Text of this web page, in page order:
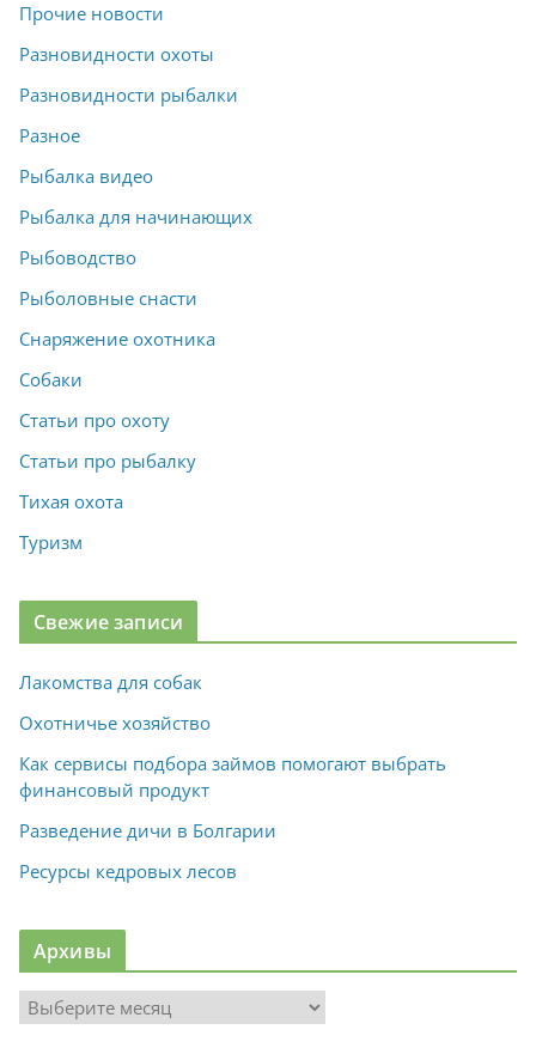
Прочие новости
Разновидности охоты
Разновидности рыбалки
Разное
Рыбалка видео
Рыбалка для начинающих
Рыбоводство
Рыболовные снасти
Снаряжение охотника
Собаки
Статьи про охоту
Статьи про рыбалку
Тихая охота
Туризм
Свежие записи
Лакомства для собак
Охотничье хозяйство
Как сервисы подбора займов помогают выбрать
финансовый продукт
Разведение дичи в Болгарии
Ресурсы кедровых лесов
Архивы